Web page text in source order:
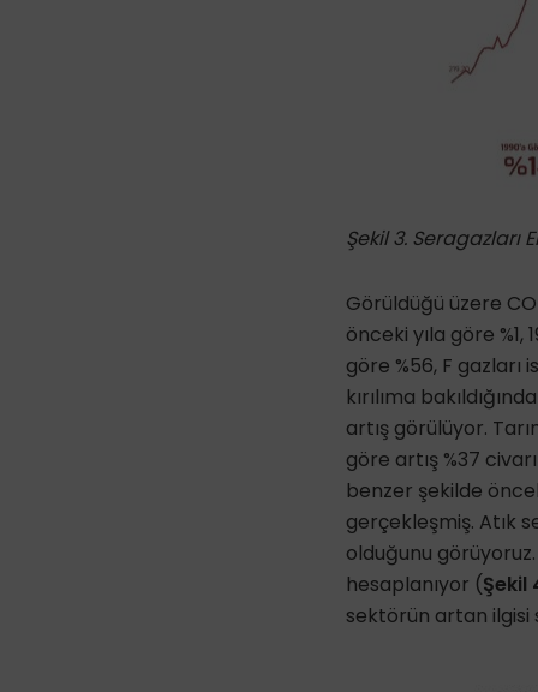
Şekil 3. Seragazları
Görüldüğü üzere CO
önceki yıla göre %1,
göre %56, F gazları
kırılıma
artış görülüyor.
göre artış %37
benzer şekilde
gerçekleşmiş. Atık
olduğunu
hesaplanıyor (Şekil
sektörün artan ilgisi